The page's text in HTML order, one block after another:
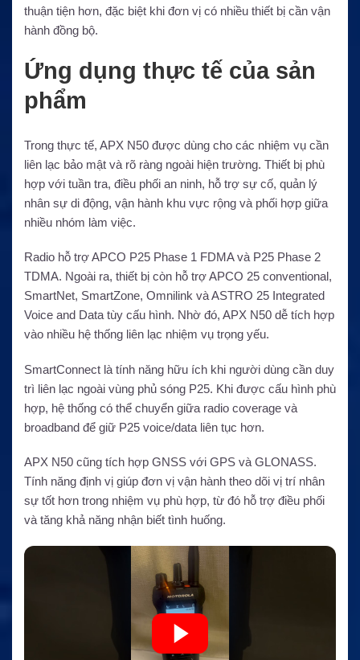
thuận tiện hơn, đặc biệt khi đơn vị có nhiều thiết bị cần vận
hành đồng bộ.
Ứng dụng thực tế của sản
phẩm
Trong thực tế, APX N50 được dùng cho các nhiệm vụ cần
liên lạc bảo mật và rõ ràng ngoài hiện trường. Thiết bị phù
hợp với tuần tra, điều phối an ninh, hỗ trợ sự cố, quản lý
nhân sự di động, vận hành khu vực rộng và phối hợp giữa
nhiều nhóm làm việc.
Radio hỗ trợ APCO P25 Phase 1 FDMA và P25 Phase 2
TDMA. Ngoài ra, thiết bị còn hỗ trợ APCO 25 conventional,
SmartNet, SmartZone, Omnilink và ASTRO 25 Integrated
Voice and Data tùy cấu hình. Nhờ đó, APX N50 dễ tích hợp
vào nhiều hệ thống liên lạc nhiệm vụ trọng yếu.
SmartConnect là tính năng hữu ích khi người dùng cần duy
trì liên lạc ngoài vùng phủ sóng P25. Khi được cấu hình phù
hợp, hệ thống có thể chuyển giữa radio coverage và
broadband để giữ P25 voice/data liên tục hơn.
APX N50 cũng tích hợp GNSS với GPS và GLONASS.
Tính năng định vị giúp đơn vị vận hành theo dõi vị trí nhân
sự tốt hơn trong nhiệm vụ phù hợp, từ đó hỗ trợ điều phối
và tăng khả năng nhận biết tình huống.